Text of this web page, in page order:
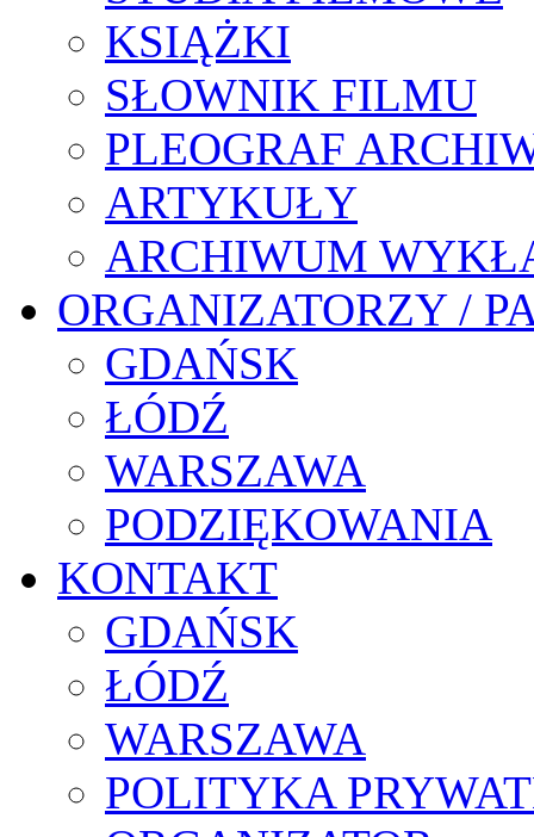
KSIĄŻKI
SŁOWNIK FILMU
PLEOGRAF
ARTYKUŁY
ARCHIWUM
ORGANIZATORZY /
GDAŃSK
ŁÓDŹ
WARSZAWA
PODZIĘKOWANIA
KONTAKT
GDAŃSK
ŁÓDŹ
WARSZAWA
POLITYKA